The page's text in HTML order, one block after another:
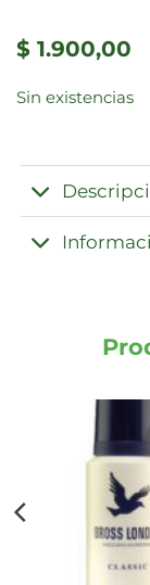
$ 1.900,00
Sin existencias